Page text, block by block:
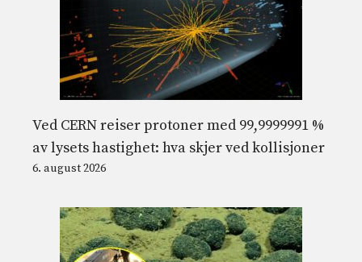
Ved CERN reiser protoner med 99,9999991 %
av lysets hastighet: hva skjer ved kollisjoner
6. august 2026